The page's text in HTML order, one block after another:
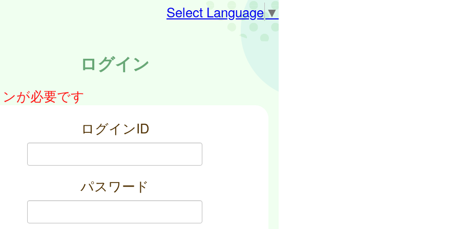
Select Language ▼
ログイン
が必要です
ログインID
パスワード